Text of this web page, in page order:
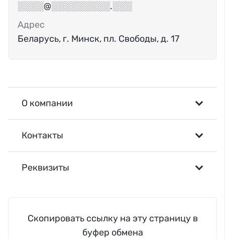
░░░░@░░░░░░░░░.░░░
Адрес
Беларусь, г. Минск, пл. Свободы, д. 17
О компании
Контакты
Реквизиты
Скопировать ссылку на эту страницу в
буфер обмена